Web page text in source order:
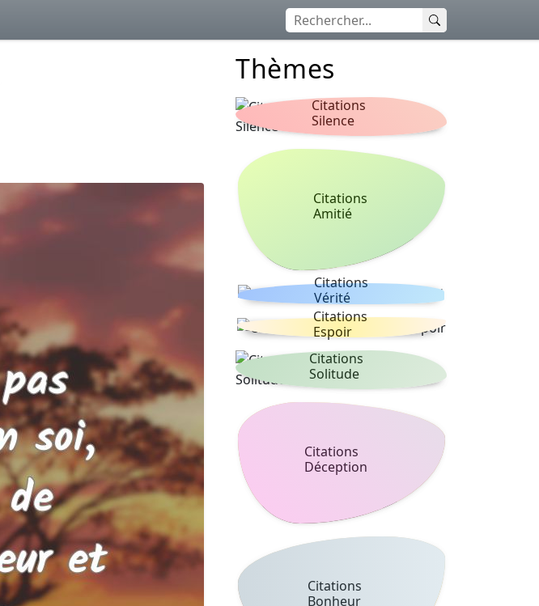
Thèmes
Citations
Silence
Citations
Amitié
Citations
Vérité
Citations
Espoir
Citations
Solitude
Citations
Déception
Citations
Bonheur